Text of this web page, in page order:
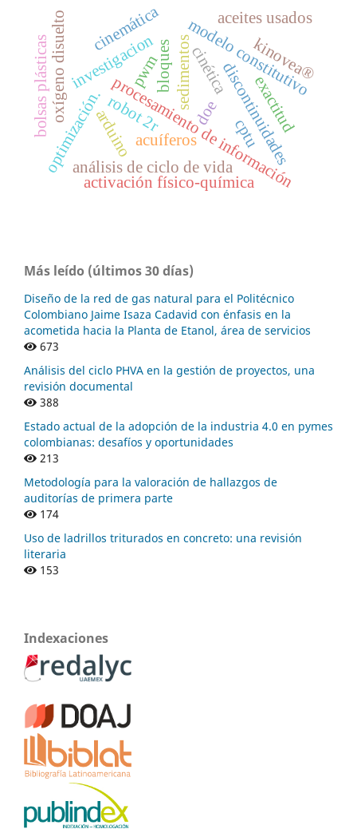
investigacion
arduino
análisis de ciclo de vida
procesamiento de información
discontinuidades
cptu
modelo constitutivo
exactitud
oxígeno disuelto sedimentos kinovea®
cinemática
cinética
bolsas plásticas
activación físico-química
acuíferos
aceites usados
optimización.
bloques
doe
robot 2r
pwm
Más leído (últimos 30 días)
Diseño de la red de gas natural para el Politécnico
Colombiano Jaime Isaza Cadavid con énfasis en la
acometida hacia la Planta de Etanol, área de servicios
673
Análisis del ciclo PHVA en la gestión de proyectos, una
revisión documental
388
Estado actual de la adopción de la industria 4.0 en pymes
colombianas: desafíos y oportunidades
213
Metodología para la valoración de hallazgos de
auditorías de primera parte
174
Uso de ladrillos triturados en concreto: una revisión
literaria
153
Indexaciones